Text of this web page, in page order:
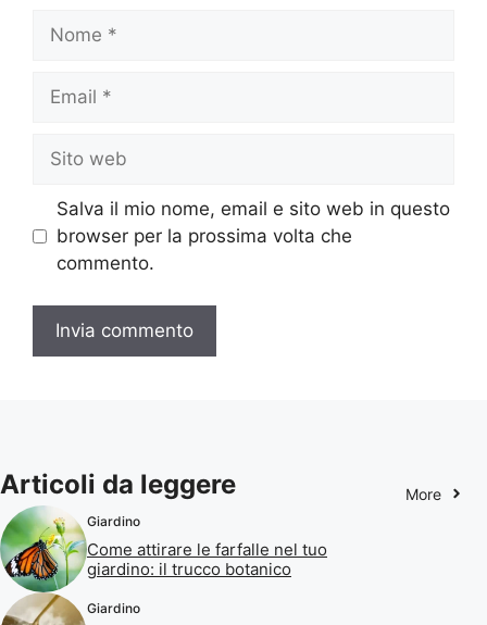
Nome
Email
Sito
web
Salva il mio nome, email e sito web in questo
browser per la prossima volta che
commento.
Articoli da leggere More
Giardino
Come attirare le farfalle nel tuo
giardino: il trucco botanico
Giardino